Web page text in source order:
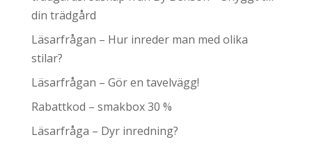
din trädgård
Läsarfrågan – Hur inreder man med olika
stilar?
Läsarfrågan – Gör en tavelvägg!
Rabattkod – smakbox 30 %
Läsarfråga – Dyr inredning?